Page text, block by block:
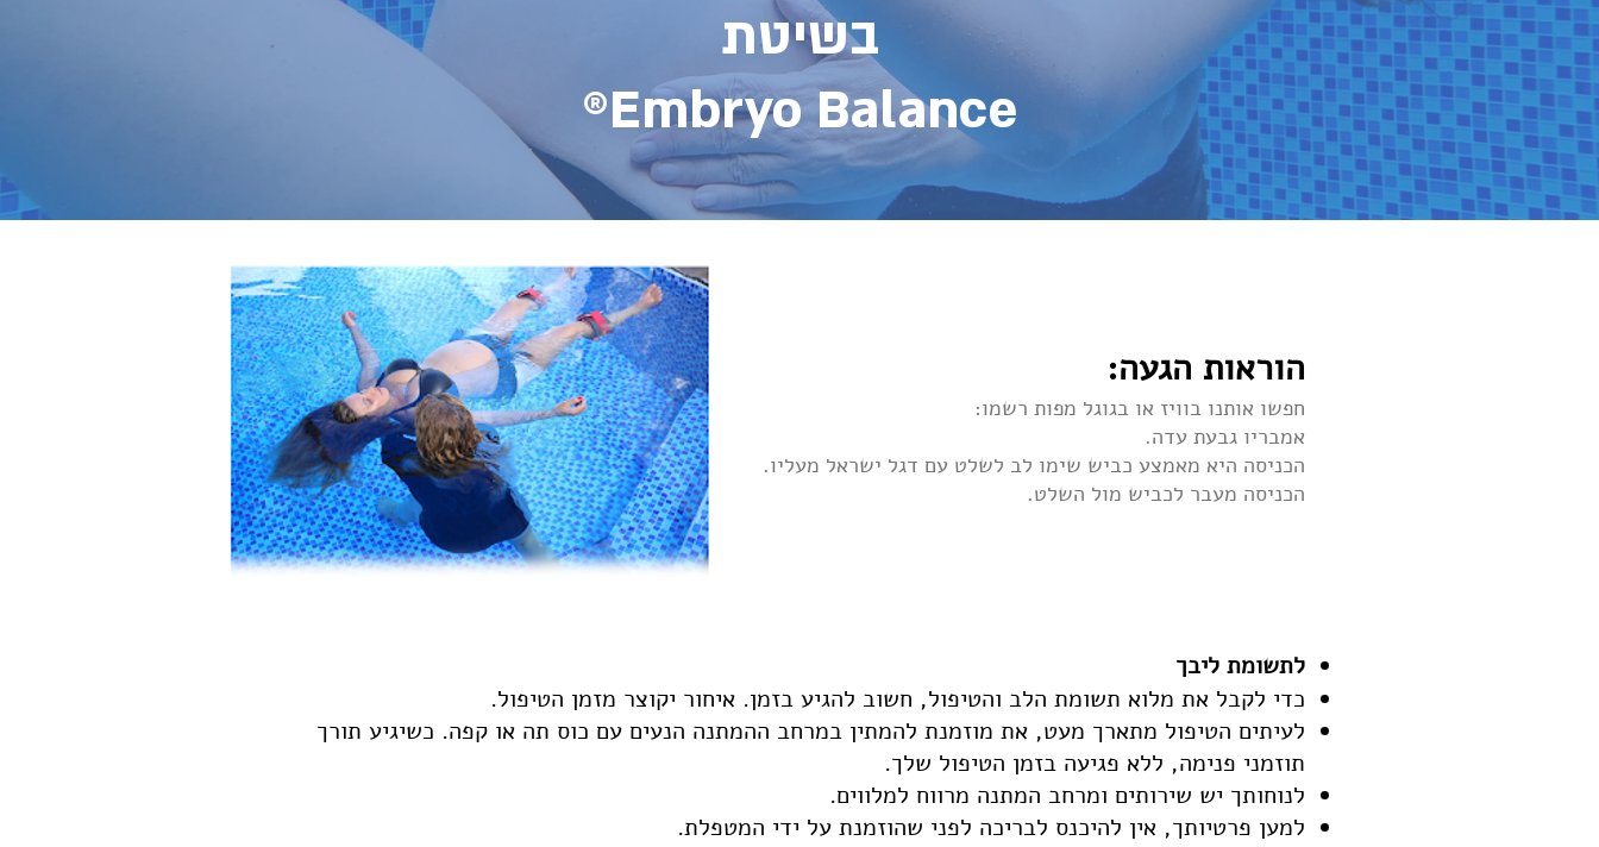
בשיטת
Embryo Balance®
הוראות הגעה:
חפשו אותנו בוויז או בגוגל מפות רשמו:
אמבריו גבעת עדה.
הכניסה היא מאמצע כביש שימו לב לשלט עם דגל ישראל מעליו.
הכניסה מעבר לכביש מול השלט.
לתשומת ליבך
כדי לקבל את מלוא תשומת הלב והטיפול, חשוב להגיע בזמן. איחור יקוצר מזמן הטיפול.
לעיתים הטיפול מתארך מעט, את מוזמנת להמתין במרחב ההמתנה הנעים עם כוס תה או קפה. כשיגיע תורך
תוזמני פנימה, ללא פגיעה בזמן הטיפול שלך.
לנוחותך יש שירותים ומרחב המתנה מרווח למלווים.
למען פרטיותך, אין להיכנס לבריכה לפני שהוזמנת על ידי המטפלת.